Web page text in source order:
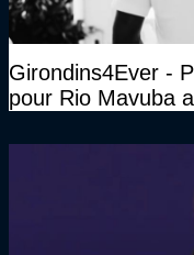
Girondins4Ever -
pour Rio Mavuba